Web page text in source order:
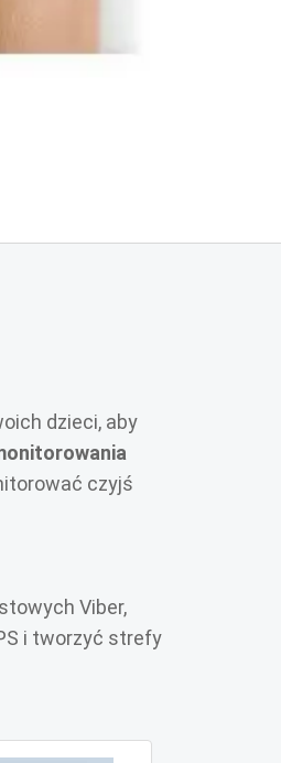
dzieci, aby
czyjś
Viber,
i tworzyć strefy